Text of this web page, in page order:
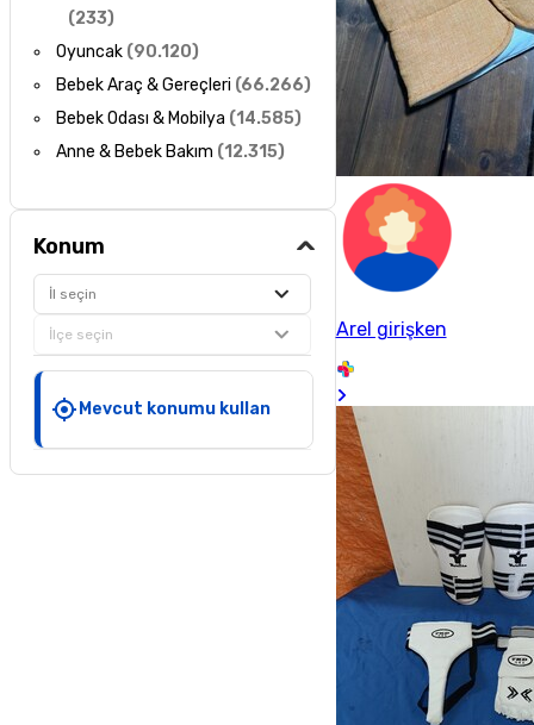
(233)
Oyuncak (90.120)
Bebek Araç & Gereçleri (66.266)
Bebek Odası & Mobilya (14.585)
Anne & Bebek Bakım (12.315)
Konum
İl seçin
İlçe seçin
Mevcut konumu kullan
Arel girişken